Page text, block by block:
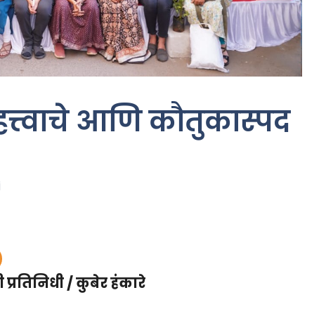
आणि कौतुकास्पद
प्रतिनिधी / कुबेर हंकारे